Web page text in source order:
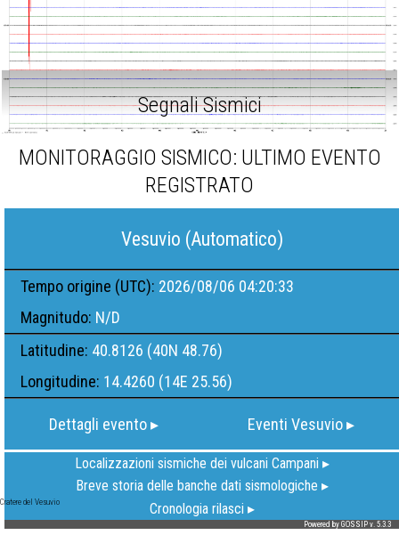
Cratere del Vesuvio
Segnali Sismici
MONITORAGGIO SISMICO: ULTIMO EVENTO
REGISTRATO